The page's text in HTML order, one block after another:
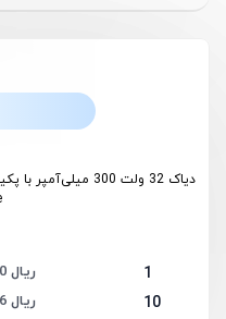
دیاک 32 ولت 300 میلی‌آمپر با پکیج DO-35
1 51,090 ریال
10 49,266 ریال